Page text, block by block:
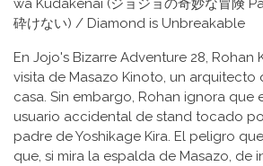
砕けない) / Diamond is Unbreakable
En Jojo's Bizarre Adventure 28, Rohan
visita de Masazo Kinoto, un arquitecto
casa. Sin embargo, Rohan ignora que
usuario accidental de stand tocado
padre de Yoshikage Kira. El peligro
que, si mira la espalda de Masazo, de